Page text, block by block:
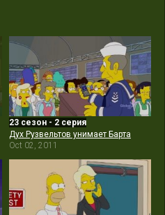
23 сезон - 2 серия
Дух Рузвельтов унимает Барта
Oct 02, 2011